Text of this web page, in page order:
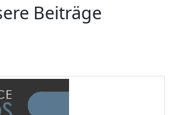
Beiträge